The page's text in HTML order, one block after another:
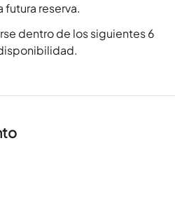
futura reserva.
dentro de los siguientes 6